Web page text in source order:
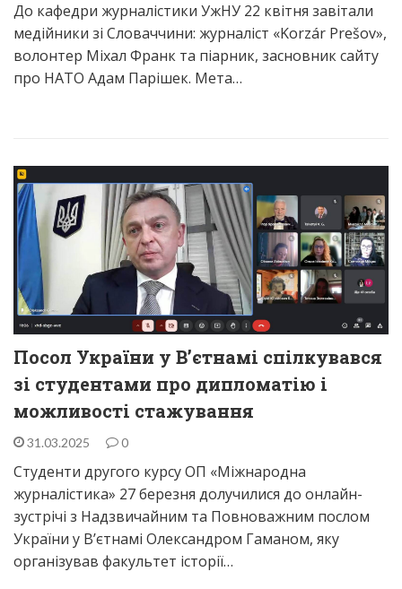
До кафедри журналістики УжНУ 22 квітня завітали
медійники зі Словаччини: журналіст «Korzár Prešov»,
волонтер Міхал Франк та піарник, засновник сайту
про НАТО Адам Парішек. Мета…
Посол України у В’єтнамі спілкувався
зі студентами про дипломатію і
можливості стажування
31.03.2025 0
Студенти другого курсу ОП «Міжнародна
журналістика» 27 березня долучилися до онлайн-
зустрічі з Надзвичайним та Повноважним послом
України у В’єтнамі Олександром Гаманом, яку
організував факультет історії…